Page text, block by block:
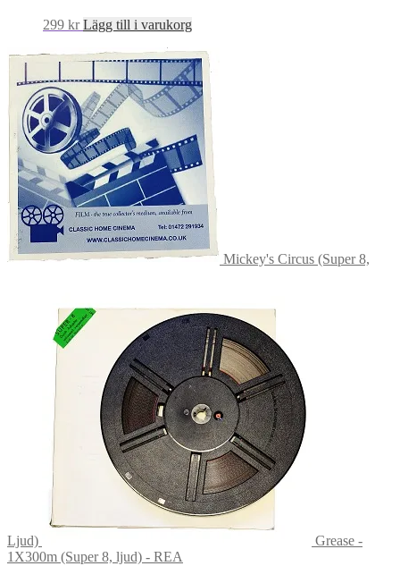
299 kr Lägg till i varukorg
Mickey's Circus (Super 8,
Ljud)
Grease -
1X300m (Super 8, ljud) - REA